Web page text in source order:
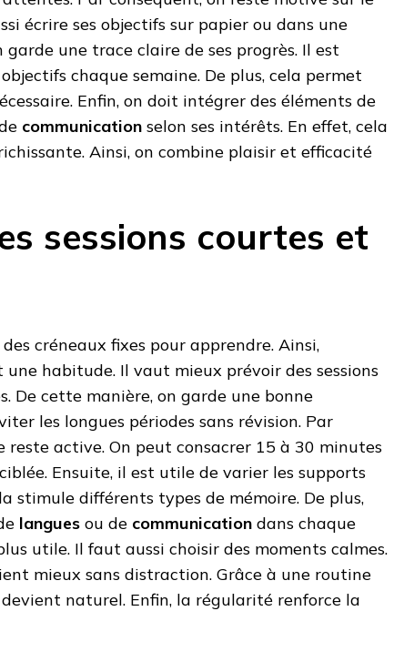
écrire ses objectifs sur papier ou dans une
garde une trace claire de ses progrès. Il est
chaque semaine. De plus, cela permet
Enfin, on doit intégrer des éléments de
communication selon ses intérêts. En effet, cela
Ainsi, on combine plaisir et efficacité
sessions courtes et
créneaux fixes pour apprendre. Ainsi,
une habitude. Il vaut mieux prévoir des sessions
De cette manière, on garde une bonne
les longues périodes sans révision. Par
reste active. On peut consacrer 15 à 30 minutes
Ensuite, il est utile de varier les supports
stimule différents types de mémoire. De plus,
langues ou de communication dans chaque
utile. Il faut aussi choisir des moments calmes.
mieux sans distraction. Grâce à une routine
devient naturel. Enfin, la régularité renforce la